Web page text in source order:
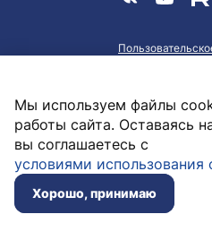
100,31
Нет в наличии
Мы используем файлы
работы сайта. Оставаясь
вы соглашаетесь с
условиями использования
Хорошо, принимаю
Meesenburg